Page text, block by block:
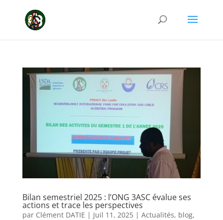
Bilan semestriel 2025 : l’ONG 3ASC évalue ses
actions et trace les perspectives
par Clément DATIE | Juil 11, 2025| Actualités, blog,